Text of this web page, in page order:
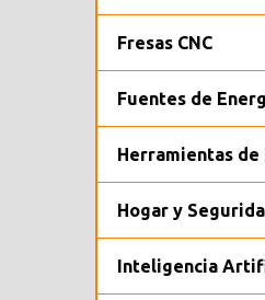
Fresas CNC
Fuentes de
Herramientas
Hogar y
Inteligencia